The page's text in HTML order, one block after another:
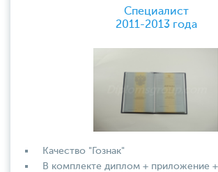
Специалист
2011-2013 года
Качество "Гознак"
В комплекте диплом + приложение